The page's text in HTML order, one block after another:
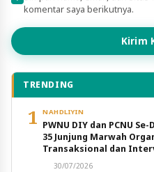
komentar saya berikutnya.
Kirim
TRENDING
1 NAHDLIYIN
PWNU DIY dan PCNU
35 Junjung Marwah
Transaksional dan
30/07/2026